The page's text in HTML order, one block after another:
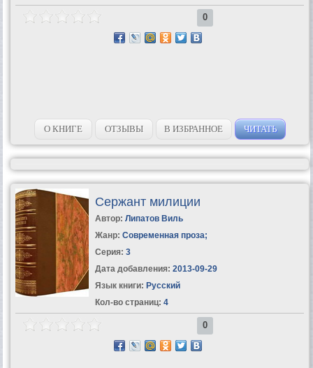
0
О КНИГЕ ОТЗЫВЫ В ИЗБРАННОЕ ЧИТАТЬ
Сержант милиции
Автор: Липатов Виль
Жанр: Современная проза;
Серия: 3
Дата добавления: 2013-09-29
Язык книги: Русский
Кол-во страниц: 4
0